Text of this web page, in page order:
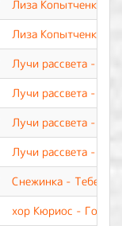
Лиза Копытченко -
Лиза Копытченко -
Лучи рассвета -
Лучи рассвета -
Лучи рассвета -
Лучи рассвета - Ты
Снежинка - Тебе, о
хор Кюриос -